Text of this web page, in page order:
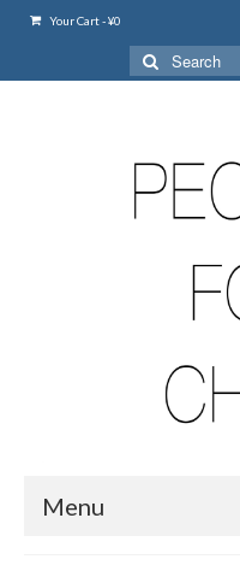
Your Cart-¥0
Search
for:
Menu